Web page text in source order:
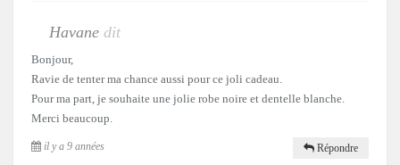
Havane dit
Bonjour,
Ravie de tenter ma chance aussi pour ce joli cadeau.
Pour ma part, je souhaite une jolie robe noire et dentelle blanche.
Merci beaucoup.
il y a 9 années Répondre